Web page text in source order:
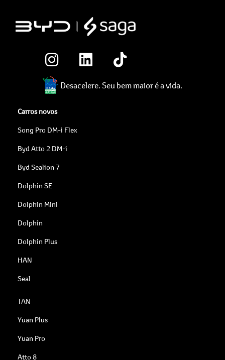
Desacelere. Seu bem maior é a vida.
Carros novos
Song Pro DM-i Flex
Byd Atto 2 DM-i
Byd Sealion 7
Dolphin SE
Dolphin Mini
Dolphin
Dolphin Plus
HAN
Seal
TAN
Yuan Plus
Yuan Pro
Atto 8